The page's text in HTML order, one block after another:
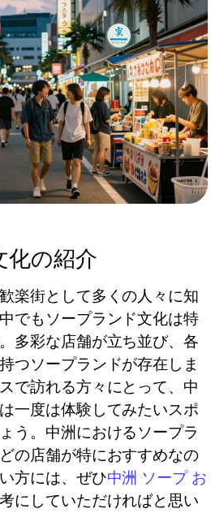
化の紹介
楽街として多くの人々に知
でもソープランド文化は特
多彩な店舗が立ち並び、各
つソープランドが存在しま
で訪れる方々にとって、中
一度は体験してみたいスポ
う。中洲におけるソープラ
の店舗が特におすすめなの
方には、ぜひ中洲 ソープ お
にしていただければと思い